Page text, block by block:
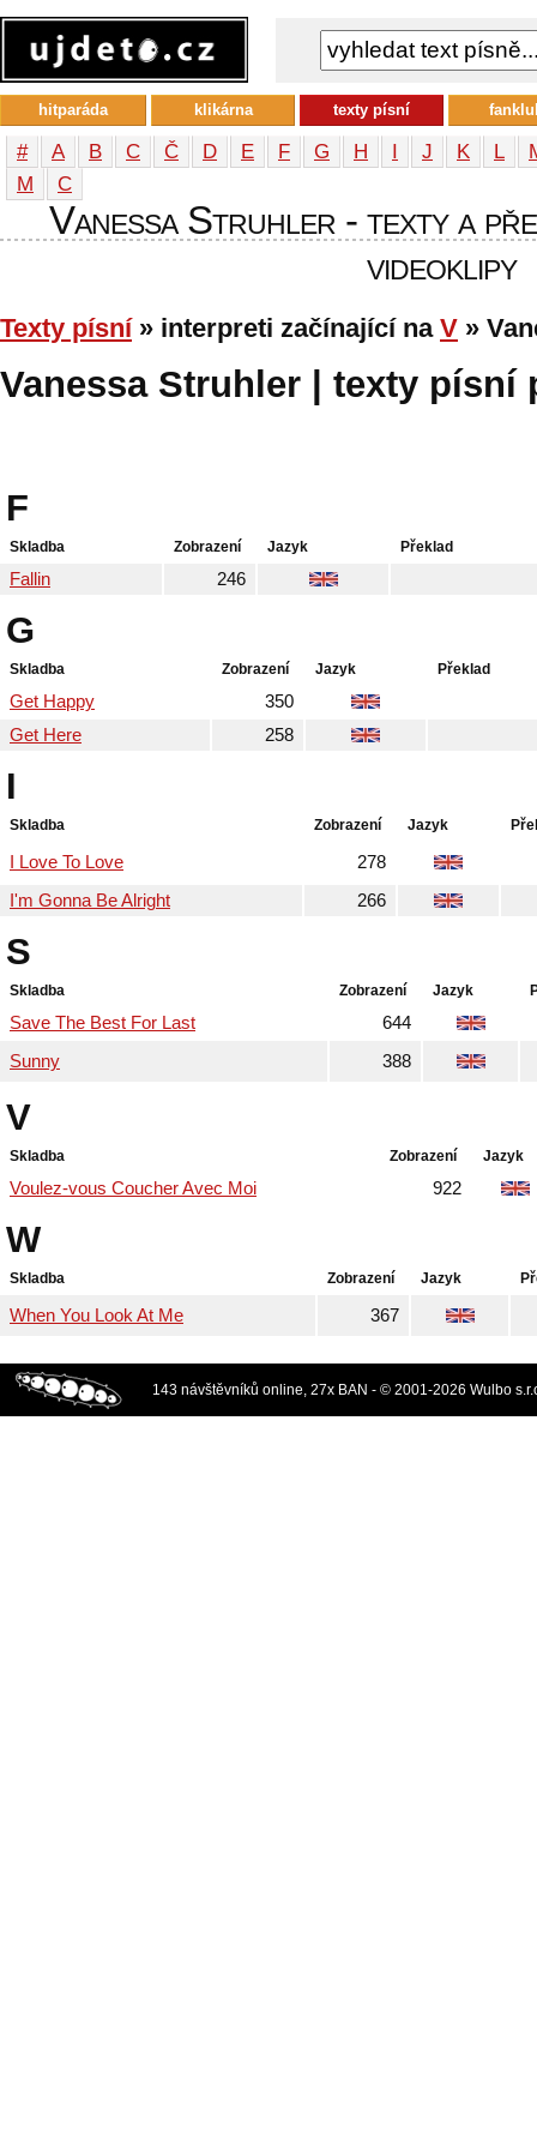
# A B C Č D E F G H I J K L
М
С
Vanessa Struhler - texty a
videoklipy
Texty písní» interpreti začínající na V »
Vanessa Struhler | texty písní
F
Skladba Zobrazení Jazyk Překlad
Fallin 246
G
Skladba Zobrazení Jazyk Překlad
Get Happy
350
Get Here
258
I
Skladba Zobrazení Jazyk
I Love To Love
278
I'm Gonna Be Alright
266
S
Skladba Zobrazení Jazyk
Save The Best For Last
644
Sunny
388
V
Skladba Zobrazení Jazyk
Voulez-vous Coucher Avec Moi 922
W
Skladba Zobrazení Jazyk
When You Look At Me 367
hitparáda klikárna texty písní
143 návštěvníků online, 27x BAN - © 2001-2026 Wulbo